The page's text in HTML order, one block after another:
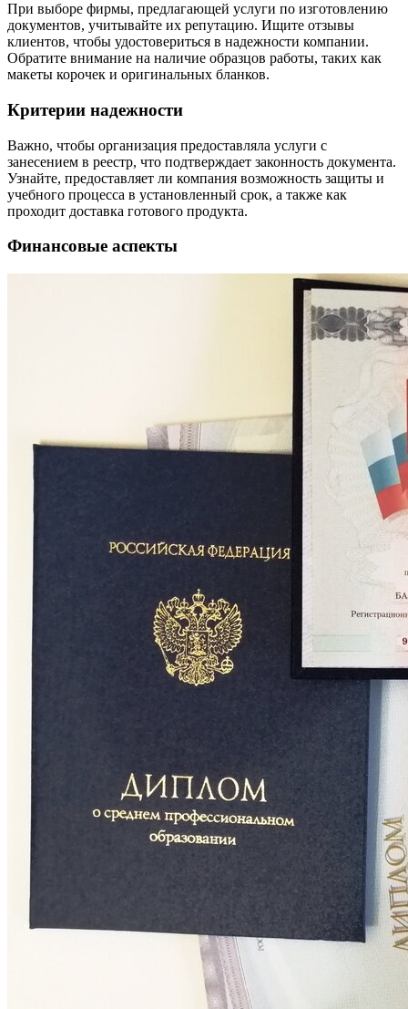
При выборе фирмы, предлагающей услуги по изготовлению
документов, учитывайте их репутацию. Ищите отзывы
клиентов, чтобы удостовериться в надежности компании.
Обратите внимание на наличие образцов работы, таких как
макеты корочек и оригинальных бланков.
Критерии надежности
Важно, чтобы организация предоставляла услуги с
занесением в реестр, что подтверждает законность документа.
Узнайте, предоставляет ли компания возможность защиты и
учебного процесса в установленный срок, а также как
проходит доставка готового продукта.
Финансовые аспекты